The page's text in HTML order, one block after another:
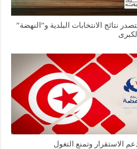
نتائج الانتخابات البلدية و”النهضة”
الاستقرار وتمنع التغول